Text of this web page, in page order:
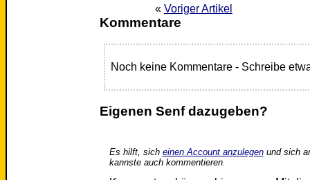
« Voriger Artikel
Kommentare
Noch keine Kommentare - Schreibe
Eigenen Senf dazugeben?
Es hilft, sich einen Account anzulegenund sich
kannste auch kommentieren.